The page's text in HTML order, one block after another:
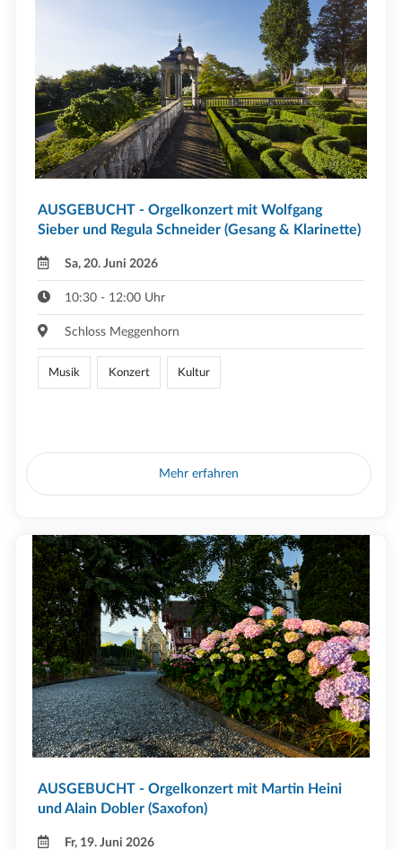
AUSGEBUCHT - Orgelkonzert mit Wolfgang
Sieber und Regula Schneider (Gesang & Klarinette)
Sa, 20. Juni 2026
10:30 - 12:00 Uhr
Schloss Meggenhorn
Musik Konzert Kultur
Mehr erfahren
AUSGEBUCHT - Orgelkonzert mit Martin Heini
und Alain Dobler (Saxofon)
Fr, 19. Juni 2026